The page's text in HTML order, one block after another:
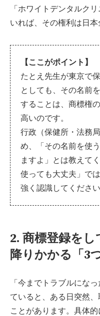
「ホワイトデンタルク
いれば、その権利は日本
【ここがポイント】
たとえ先生が東京で
としても、その名前
することは、商標権
高いのです。
行政（保健所・法務
め、「その名前を使
ますよ」とは教えて
使っても大丈夫」で
強く認識してください
2. 商標登録を
降りかかる「3
「今までトラブルにな
ていると、ある日突然
ことがあります。具体